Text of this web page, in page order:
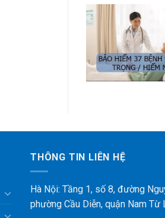
THÔNG TIN LIÊN HỆ
Hà Nội: Tầng 1, số 8, đường
phường Cầu Diễn, quận Nam Từ